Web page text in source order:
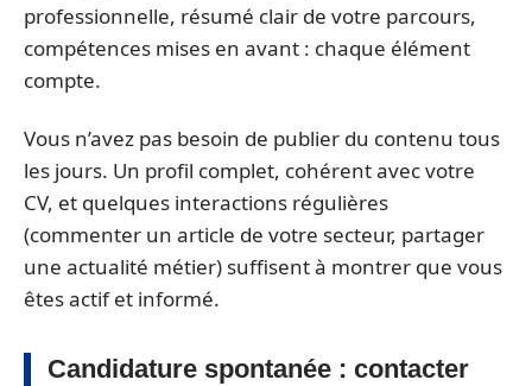
professionnelle, résumé clair de votre parcours,
compétences mises en avant : chaque élément
compte.
Vous n’avez pas besoin de publier du contenu tous
les jours. Un profil complet, cohérent avec votre
CV, et quelques interactions régulières
(commenter un article de votre secteur, partager
une actualité métier) suffisent à montrer que vous
êtes actif et informé.
Candidature spontanée : contacter